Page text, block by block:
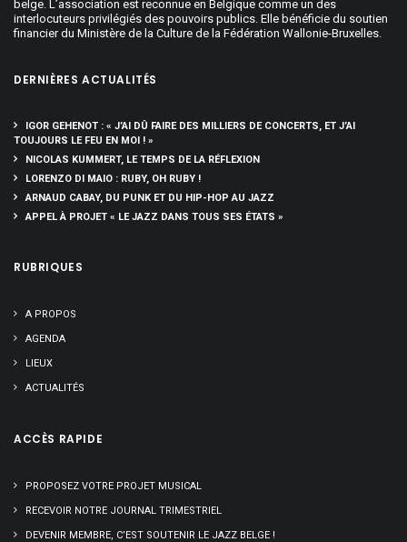
belge. L’association est reconnue en Belgique comme un des
interlocuteurs privilégiés des pouvoirs publics. Elle bénéficie du soutien
financier du Ministère de la Culture de la Fédération Wallonie-Bruxelles.
DERNIÈRES ACTUALITÉS
IGOR GEHENOT : « J’AI DÛ FAIRE DES MILLIERS DE CONCERTS, ET J’AI
TOUJOURS LE FEU EN MOI ! »
NICOLAS KUMMERT, LE TEMPS DE LA RÉFLEXION
LORENZO DI MAIO : RUBY, OH RUBY !
ARNAUD CABAY, DU PUNK ET DU HIP-HOP AU JAZZ
APPEL À PROJET « LE JAZZ DANS TOUS SES ÉTATS »
RUBRIQUES
A PROPOS
AGENDA
LIEUX
ACTUALITÉS
ACCÈS RAPIDE
PROPOSEZ VOTRE PROJET MUSICAL
RECEVOIR NOTRE JOURNAL TRIMESTRIEL
DEVENIR MEMBRE, C’EST SOUTENIR LE JAZZ BELGE !